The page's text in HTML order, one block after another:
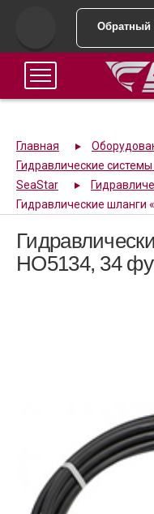
Обратный
Главная
Гидравлические
SeaStar
Гидравлические шланги
HO5134, 34